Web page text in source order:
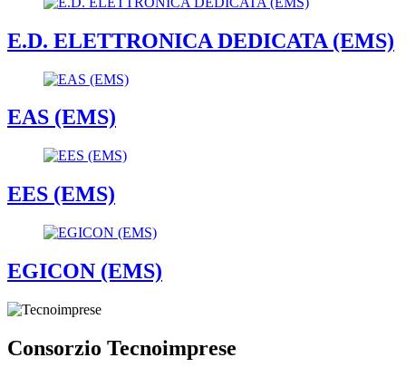
E.D. ELETTRONICA DEDICATA (EMS)
EAS (EMS)
EES (EMS)
EGICON (EMS)
Consorzio Tecnoimprese